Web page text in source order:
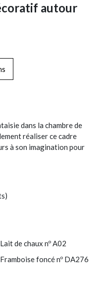
autour
dans la chambre de
réaliser ce cadre
à son imagination pour
de chaux nº A02
foncé nº DA276